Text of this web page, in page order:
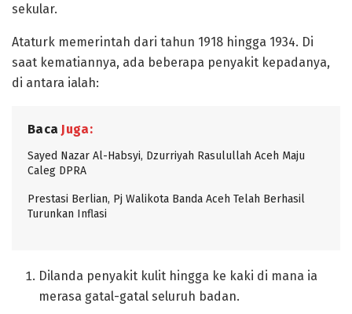
sekular.
Ataturk memerintah dari tahun 1918 hingga 1934. Di
saat kematiannya, ada beberapa penyakit kepadanya,
di antara ialah:
Baca Juga:
Sayed Nazar Al-Habsyi, Dzurriyah Rasulullah Aceh Maju
Caleg DPRA
Prestasi Berlian, Pj Walikota Banda Aceh Telah Berhasil
Turunkan Inflasi
Dilanda penyakit kulit hingga ke kaki di mana ia
merasa gatal-gatal seluruh badan.